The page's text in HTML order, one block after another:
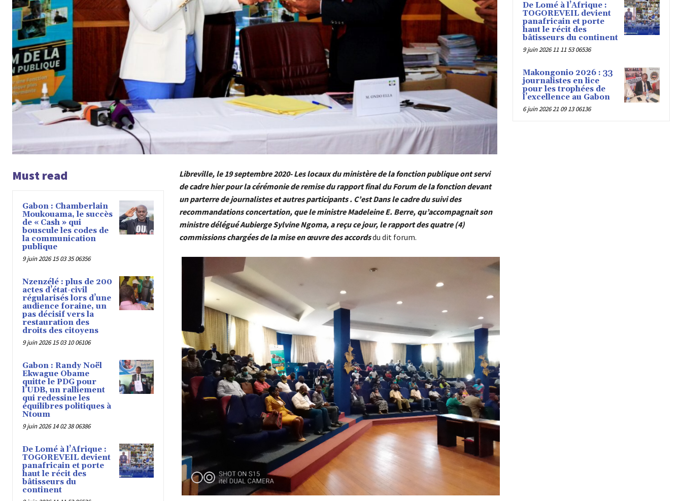
Must read
Gabon : Chamberlain
Moukouama, le succès
de « Cash » qui
bouscule les codes de
la communication
publique
9 juin 2026 15 03 35 06356
Nzenzélé : plus de 200
actes d’état-civil
régularisés lors d’une
audience foraine, un
pas décisif vers la
restauration des
droits des citoyens
9 juin 2026 15 03 10 06106
Gabon : Randy Noël
Ekwague Obame
quitte le PDG pour
l’UDB, un ralliement
qui redessine les
équilibres politiques à
Ntoum
9 juin 2026 14 02 38 06386
De Lomé à l’Afrique :
TOGOREVEIL devient
panafricain et porte
haut le récit des
bâtisseurs du
continent
Libreville, le 19 septembre 2020- Les locaux du ministère de la fonction publique ont servi
de cadre hier pour la cérémonie de remise du rapport final du Forum de la fonction devant
un parterre de journalistes et autres participants . C’est Dans le cadre du suivi des
recommandations concertation, que le ministre Madeleine E. Berre, qu’accompagnait son
ministre délégué Aubierge Sylvine Ngoma, a reçu ce jour, le rapport des quatre (4)
commissions chargées de la mise en œuvre des accordsdu dit forum.
De Lomé à l’Afrique :
TOGOREVEIL devient
panafricain et porte
haut le récit des
bâtisseurs du continent
9 juin 2026 11 11 53 06536
Makongonio 2026 : 33
journalistes en lice
pour les trophées de
l’excellence au Gabon
6 juin 2026 21 09 13 06136